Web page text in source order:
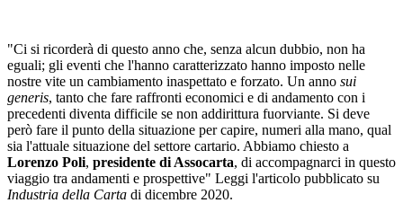
"Ci si ricorderà di questo anno che, senza alcun dubbio, non ha
eguali; gli eventi che l'hanno caratterizzato hanno imposto nelle
nostre vite un cambiamento inaspettato e forzato. Un anno sui
generis, tanto che fare raffronti economici e di andamento con i
precedenti diventa difficile se non addirittura fuorviante. Si deve
però fare il punto della situazione per capire, numeri alla mano, qual
sia l'attuale situazione del settore cartario. Abbiamo chiesto a
Lorenzo Poli, presidente di Assocarta, di accompagnarci in questo
viaggio tra andamenti e prospettive" Leggi l'articolo pubblicato su
Industria della Carta di dicembre 2020.